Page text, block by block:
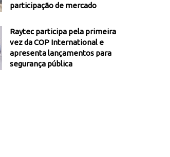
participação de mercado
Raytec participa pela primeira
vez da COP International e
apresenta lançamentos para
segurança pública